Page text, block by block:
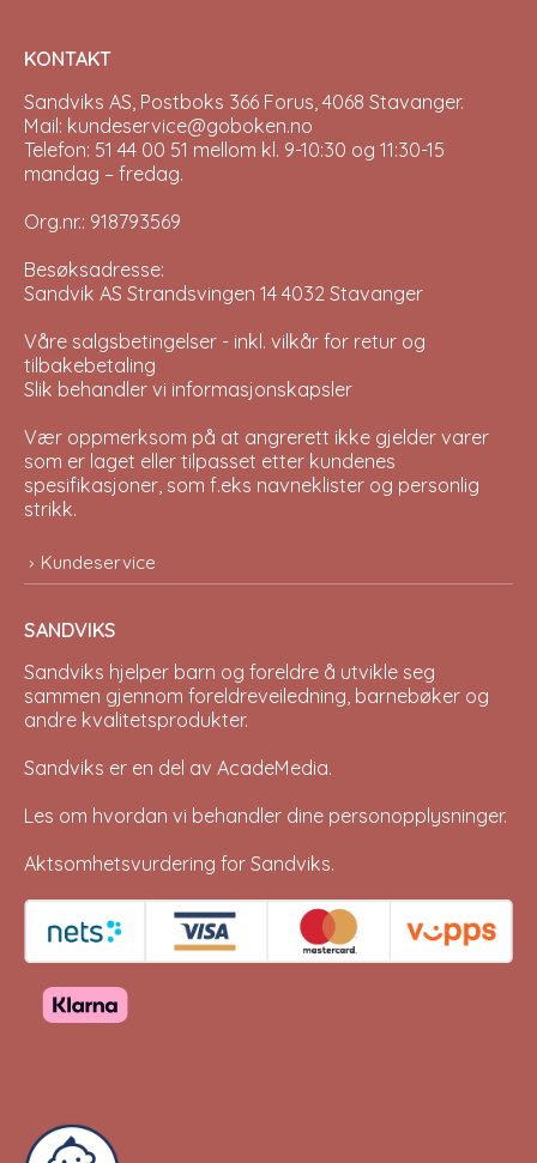
KONTAKT
Sandviks AS, Postboks 366 Forus, 4068 Stavanger.
Mail: kundeservice@goboken.no
Telefon: 51 44 00 51 mellom kl. 9-10:30 og 11:30-15
mandag – fredag.
Org.nr.: 918793569
Besøksadresse:
Sandvik AS Strandsvingen 14 4032 Stavanger
Våre salgsbetingelser - inkl. vilkår for retur og
tilbakebetaling
Slik behandler vi informasjonskapsler
Vær oppmerksom på at angrerett ikke gjelder varer
som er laget eller tilpasset etter kundenes
spesifikasjoner, som f.eks navneklister og personlig
strikk.
Kundeservice
SANDVIKS
Sandviks hjelper barn og foreldre å utvikle seg
sammen gjennom foreldreveiledning, barnebøker og
andre kvalitetsprodukter.
Sandviks er en del av AcadeMedia.
Les om hvordan vi behandler dine personopplysninger.
Aktsomhetsvurdering for Sandviks.